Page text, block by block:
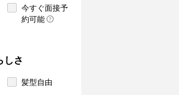
今すぐ面接予
約可能
しさ
髪型自由